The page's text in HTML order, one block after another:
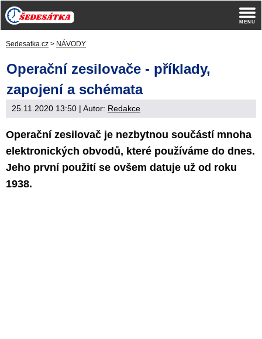
Sedesatka.cz > NÁVODY
Operační zesilovače - příklady,
zapojení a schémata
25.11.2020 13:50 | Autor: Redakce
Operační zesilovač je nezbytnou součástí mnoha
elektronických obvodů, které používáme do dnes.
Jeho první použití se ovšem datuje už od roku
1938.